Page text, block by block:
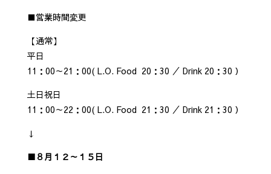
■営業時間変更
【通常】
平日
11：00～21：00( L.O. Food 20：30 ／ Drink 20：30 ）
土日祝日
11：00～22：00( L.O. Food 21：30 ／ Drink 21：30 ）
↓
■８月１２～１５日